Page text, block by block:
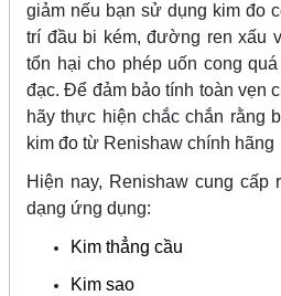
giảm nếu bạn sử dụng kim đo
trí đầu bi kém, đường ren xấu
tổn hại cho phép uốn cong
đạc. Để đảm bảo tính toàn vẹn
hãy thực hiện chắc chắn rằng
kim đo từ Renishaw chính hãng
Hiện nay, Renishaw cung cấp
dạng ứng dụng:
Kim thẳng cầu
Kim sao